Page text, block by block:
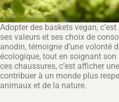
Adopter des baskets vegan,
ses valeurs et ses choix de
anodin, témoigne d’une volonté
écologique, tout en soignant
ces chaussures, c’est afficher
contribuer à un monde plus
animaux et de la nature.